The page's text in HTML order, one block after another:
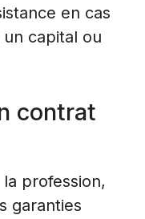
en cas
un capital ou
contrat
profession,
garanties